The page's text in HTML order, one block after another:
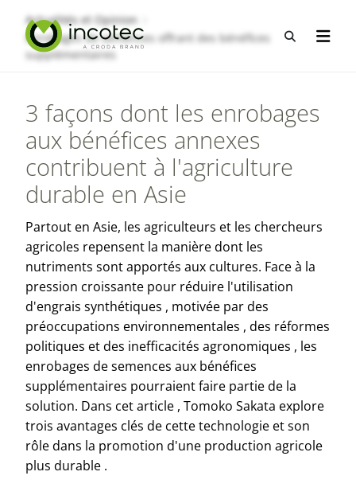
contenu
menu
Actualités et Opinion
Enrobages de semences offrant des bénéfices
supplémentaires
3 façons dont les enrobages
aux bénéfices annexes
contribuent à l'agriculture
durable en Asie
Partout en Asie, les agriculteurs et les chercheurs
agricoles repensent la manièredont les
nutriments sontapportés aux cultures. Face à la
pression croissante pour réduire l'utilisation
d'engrais synthétiques , motivée par des
préoccupations environnementales , des réformes
politiques et des inefficacités agronomiques , les
enrobages desemences aux bénéfices
supplémentaires pourraientfaire partiede la
solution. Dans cetarticle , Tomoko Sakata explore
trois avantages clés de cettetechnologie etson
rôledans la promotion d'une production agricole
plus durable .